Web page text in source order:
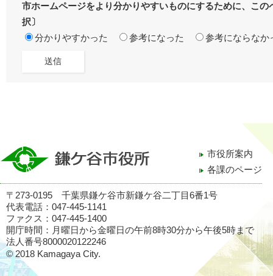
市ホームページをより分かりやすいものにするために、こ
択〕
分かりやすかった
参考になった 参考にならなか
市役所案内
各課のページ
〒273-0195 千葉県鎌ケ谷市新鎌ケ谷二丁目6番1号
代表電話：047-445-1141
ファクス：047-445-1400
開庁時間：月曜日から金曜日の午前8時30分から午後5時まで
法人番号8000020122246
© 2018 Kamagaya City.